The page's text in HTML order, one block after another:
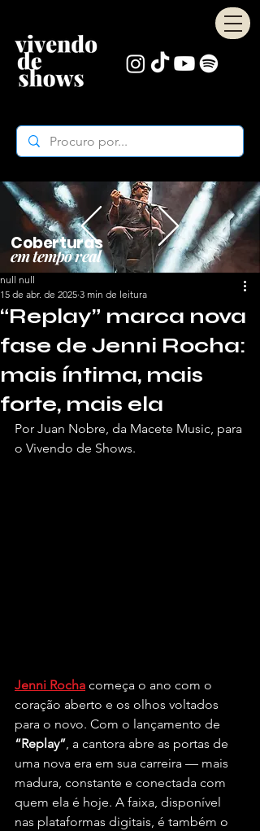
Coberturas
em tempo real
“Replay” marca nova
fase de Jenni Rocha:
mais íntima, mais
forte, mais ela
null null
15 de abr. de 2025 3 min de leitura
Por Juan Nobre, da Macete Music, para
o Vivendo de Shows.
Jenni Rocha começa o ano com o
coração aberto e os olhos voltados
para o novo. Com o lançamento de
“Replay”, a cantora abre as portas de
uma nova era em sua carreira — mais
madura, constante e conectada com
quem ela é hoje. A faixa, disponível
nas plataformas digitais, é também o